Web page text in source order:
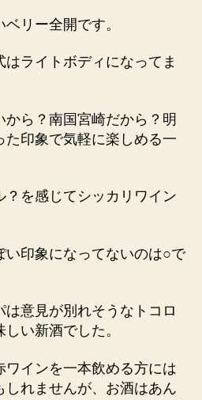
リー全開です。
ライトボディになってま
ら？南国宮崎だから？明
た印象で気軽に楽しめる一
？を感じてシッカリワイン
い印象になってないのは○で
意見が別れそうなトコロ
い新酒でした。
ワインを一本飲める方には
しれませんが、お酒はあん